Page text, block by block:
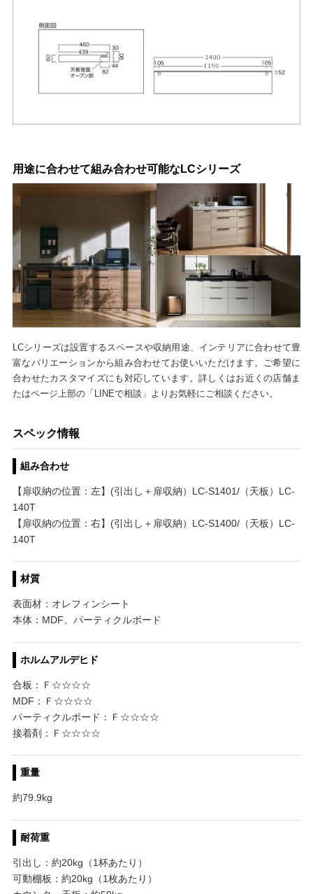
用途に合わせて組み合わせ可能なLCシリーズ
LCシリーズは設置するスペースや収納用途、インテリアに合わせて豊
富なバリエーションから組み合わせてお使いいただけます。ご希望に
合わせたカスタマイズにも対応しています。詳しくはお近くの店舗ま
たはページ上部の「LINEで相談」よりお気軽にご相談ください。
スペック情報
組み合わせ
【扉収納の位置：左】(引出し＋扉収納）LC-S1401/（天板）LC-
140T
【扉収納の位置：右】(引出し＋扉収納）LC-S1400/（天板）LC-
140T
材質
表面材：オレフィンシート
本体：MDF、パーティクルボード
ホルムアルデヒド
合板：Ｆ☆☆☆☆
MDF：Ｆ☆☆☆☆
パーティクルボード：Ｆ☆☆☆☆
接着剤：Ｆ☆☆☆☆
重量
約79.9kg
耐荷重
引出し：約20kg（1杯あたり）
可動棚板：約20kg（1枚あたり）